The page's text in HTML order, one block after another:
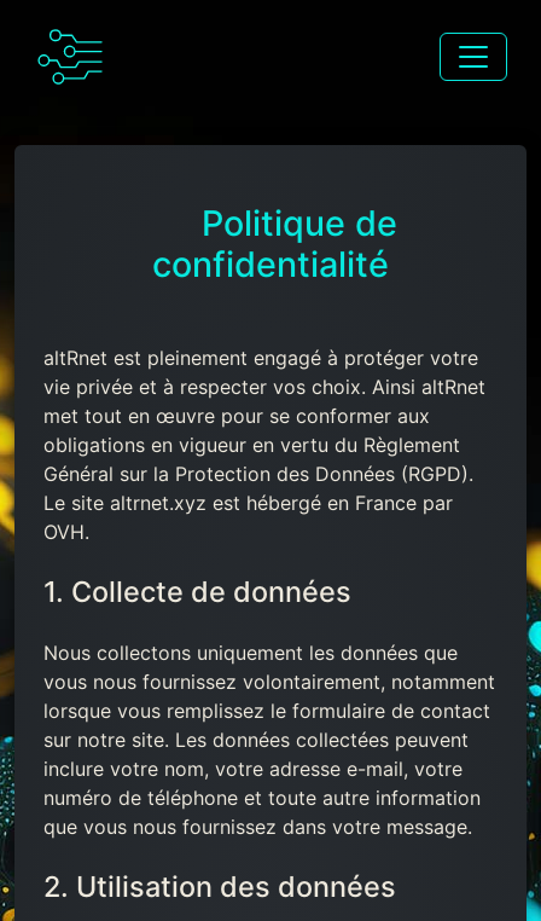
Politique de
confidentialité
altRnet est pleinement engagé à protéger votre
vie privée et à respecter vos choix. Ainsi altRnet
met tout en œuvre pour se conformer aux
obligations en vigueur en vertu du Règlement
Général sur la Protection des Données (RGPD).
Le site altrnet.xyz est hébergé en France par
OVH.
1. Collecte de données
Nous collectons uniquement les données que
vous nous fournissez volontairement, notamment
lorsque vous remplissez le formulaire de contact
sur notre site. Les données collectées peuvent
inclure votre nom, votre adresse e-mail, votre
numéro de téléphone et toute autre information
que vous nous fournissez dans votre message.
2. Utilisation des données